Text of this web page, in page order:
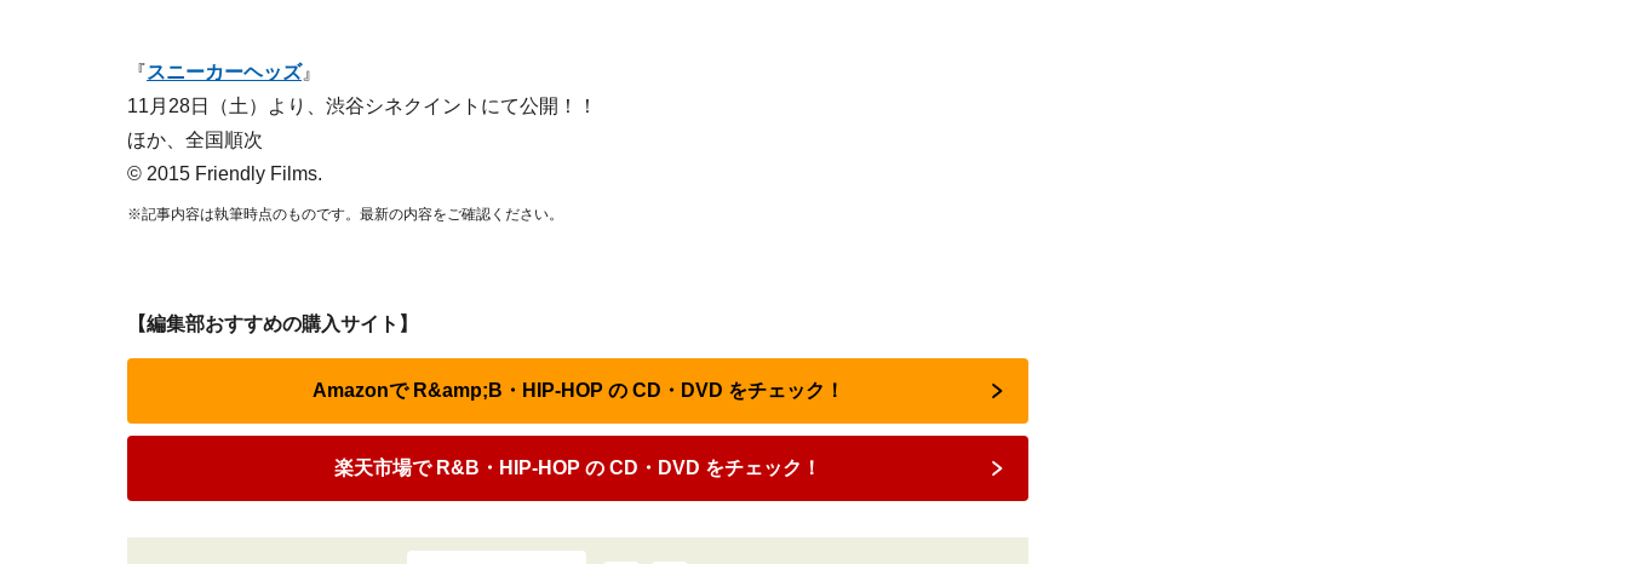
『スニーカーヘッズ』
11月28日（土）より、渋谷シネクイントにて公開！！
ほか、全国順次
© 2015 Friendly Films.
※記事内容は執筆時点のものです。最新の内容をご確認ください。
【編集部おすすめの購入サイト】
Amazonで R&amp;B・HIP-HOP の CD・DVD をチェック！
楽天市場で R&B・HIP-HOP の CD・DVD をチェック！